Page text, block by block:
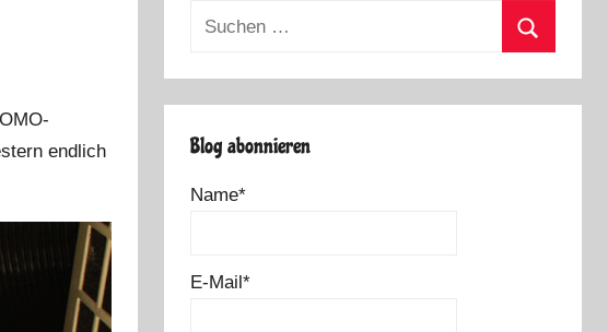
endlich
Suchen
Blog abonnieren
Name*
E-Mail*